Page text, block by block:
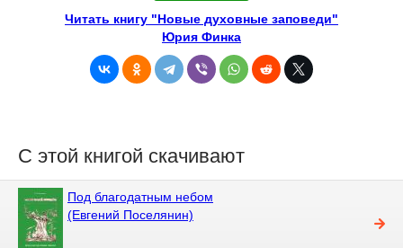
Читать книгу "Новые духовные заповеди"
Юрия Финка
С этой книгой скачивают
Под благодатным небом
(Евгений Поселянин)